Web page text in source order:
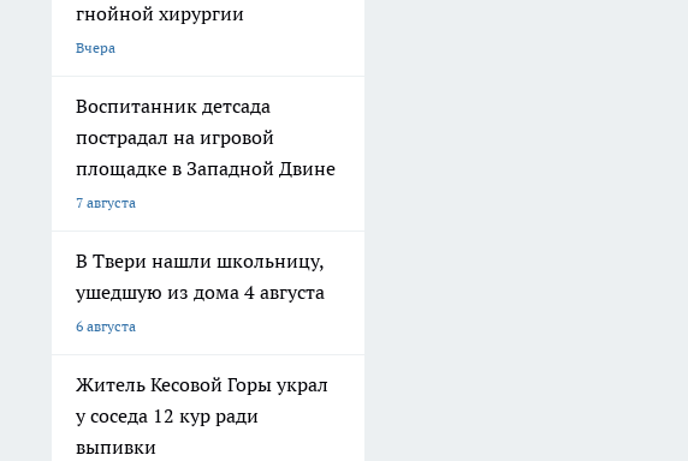
гнойной хирургии
Вчера
Воспитанник детсада
пострадал на игровой
площадке в Западной Двине
7 августа
В Твери нашли школьницу,
ушедшую из дома 4 августа
6 августа
Житель Кесовой Горы украл
у соседа 12 кур ради
выпивки